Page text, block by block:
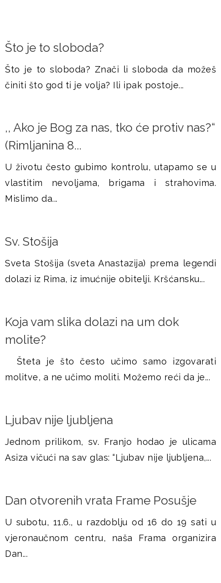
Što je to sloboda?
Što je to sloboda? Znači li sloboda da možeš
činiti što god ti je volja? Ili ipak postoje...
,, Ako je Bog za nas, tko će protiv nas?“
(Rimljanina 8...
U životu često gubimo kontrolu, utapamo se u
vlastitim nevoljama, brigama i strahovima.
Mislimo da...
Sv. Stošija
Sveta Stošija (sveta Anastazija) prema legendi
dolazi iz Rima, iz imućnije obitelji. Kršćansku...
Koja vam slika dolazi na um dok
molite?
Šteta je što često učimo samo izgovarati
molitve, a ne učimo moliti. Možemo reći da je...
Ljubav nije ljubljena
Jednom prilikom, sv. Franjo hodao je ulicama
Asiza vičući na sav glas: “Ljubav nije ljubljena,...
Dan otvorenih vrata Frame Posušje
U subotu, 11.6., u razdoblju od 16 do 19 sati u
vjeronaučnom centru, naša Frama organizira
Dan...